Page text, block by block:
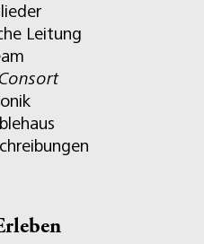
Leitung